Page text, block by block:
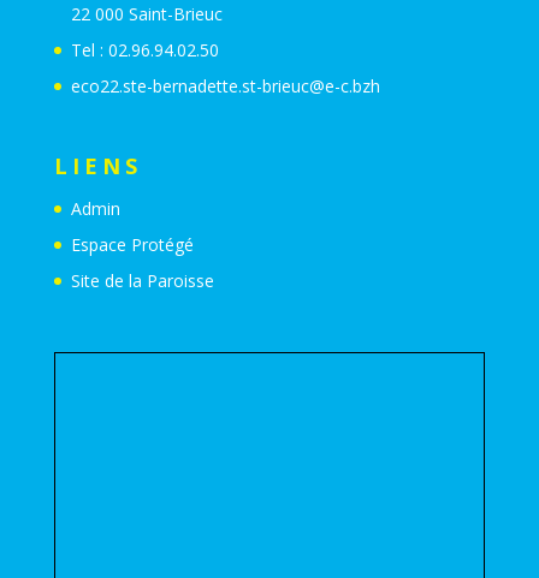
22 000 Saint-Brieuc
Tel : 02.96.94.02.50
eco22.ste-bernadette.st-brieuc@e-c.bzh
LIENS
Admin
Espace Protégé
Site de la Paroisse